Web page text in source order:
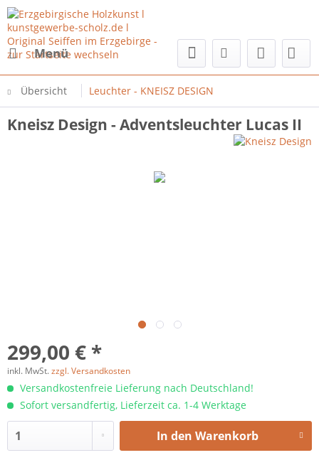
Menü
Übersicht Leuchter - KNEISZ DESIGN
Kneisz Design - Adventsleuchter Lucas II
299,00 € *
inkl. MwSt.zzgl. Versandkosten
Versandkostenfreie Lieferung nach Deutschland!
Sofort versandfertig, Lieferzeit ca. 1-4 Werktage
In den Warenkorb